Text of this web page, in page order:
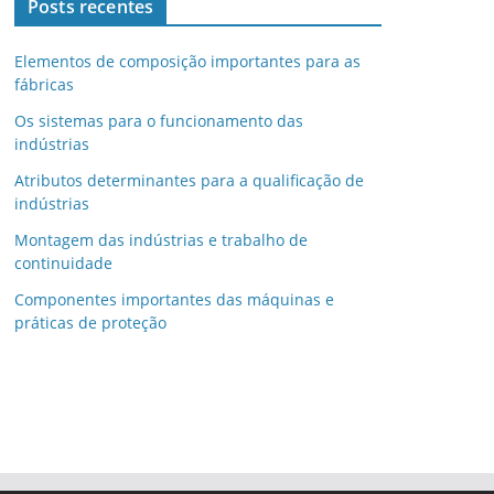
Posts recentes
Elementos de composição importantes para as
fábricas
Os sistemas para o funcionamento das
indústrias
Atributos determinantes para a qualificação de
indústrias
Montagem das indústrias e trabalho de
continuidade
Componentes importantes das máquinas e
práticas de proteção